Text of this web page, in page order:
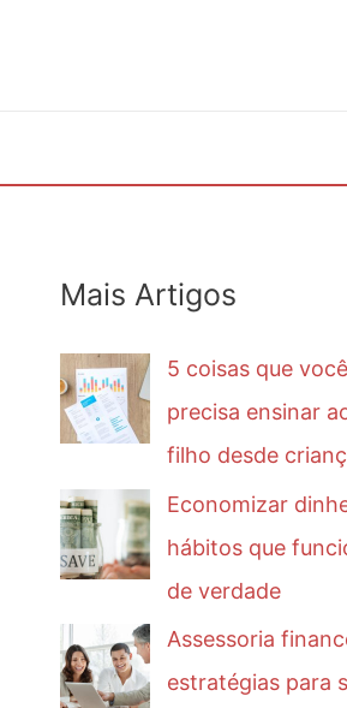
Mais Artigos
5 coisas que você
precisa ensinar
filho desde
Economizar
hábitos que
de verdade
Assessoria
estratégias para